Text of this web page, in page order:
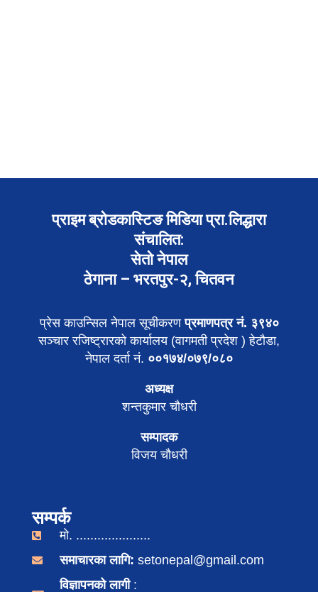
प्राइम ब्रोडकास्टिङ मिडिया प्रा.लिद्धारा
संचालित:
सेतो नेपाल
ठेगाना – भरतपुर-२, चितवन
प्रेस काउन्सिल नेपाल सूचीकरणप्रमाणपत्र नं. ३९४०
सञ्चार रजिष्ट्रारको कार्यालय (वागमती प्रदेश ) हेटौडा,
नेपाल दर्ता नं. ००१७४/०७९/०८०
अध्यक्ष
शन्तकुमार चौधरी
सम्पादक
विजय चौधरी
सम्पर्क
मो. .....................
समाचारका लागि: setonepal@gmail.com
विज्ञापनको लागी :